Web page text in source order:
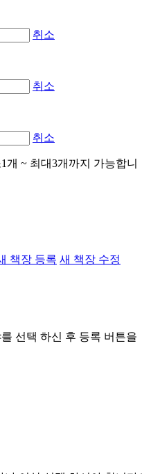
취소
취소
취소
개 ~ 최대3개까지 가능합니
책장 등록 새 책장 수정
선택 하신 후 등록 버튼을